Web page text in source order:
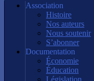
Association
Histoire
Nos auteurs
Nous soutenir
S’abonner
Documentation
Économie
Éducation
Législation